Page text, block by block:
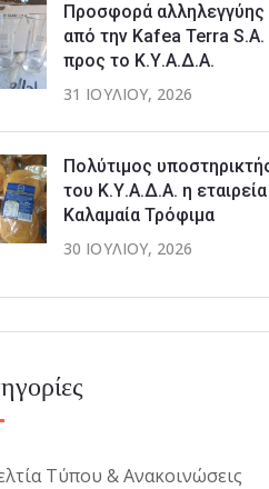
Προσφορά αλληλεγγύης
από την Kafea Terra S.A.
προς το Κ.Υ.Α.Δ.Α.
31 ΙΟΥΛΊΟΥ, 2026
Πολύτιμος
του Κ.Υ.Α.Δ.Α. η εταιρεία
Καλαμαία Τρόφιμα
30 ΙΟΥΛΊΟΥ, 2026
Τύπου & Ανακοινώσεις